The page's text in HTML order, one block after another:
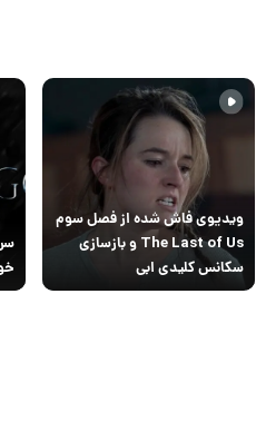
ویدیوی فاش شده از فصل سوم
The Last of Us و بازسازی
سکانس کلیدی ابی